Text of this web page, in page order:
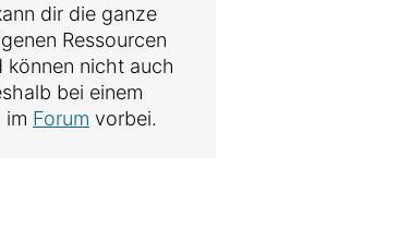
dir die ganze
Ressourcen
können nicht auch
bei einem
im Forum vorbei.